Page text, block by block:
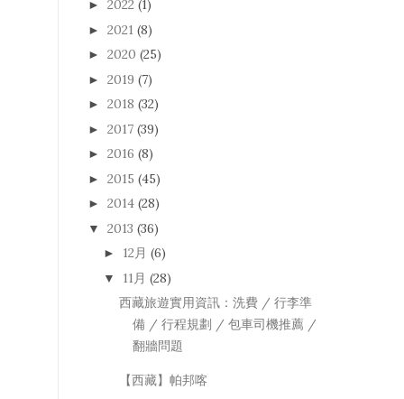
► 2022 (1)
► 2021 (8)
► 2020 (25)
► 2019 (7)
► 2018 (32)
► 2017 (39)
► 2016 (8)
► 2015 (45)
► 2014 (28)
▼ 2013 (36)
► 12月 (6)
▼ 11月 (28)
西藏旅遊實用資訊：洗費 / 行李準
備 / 行程規劃 / 包車司機推薦 /
翻牆問題
【西藏】帕邦喀